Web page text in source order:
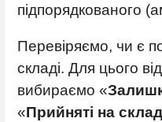
підпорядкованого
Перевіряємо, чи є
складі. Для цього
вибираємо «
«Прийняті на склад